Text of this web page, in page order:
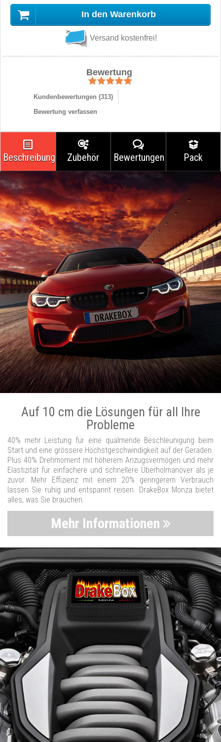
In den Warenkorb
Versand kostenfrei!
Bewertung
Kundenbewertungen (313)
Bewertung verfassen
Beschreibung Zubehör Bewertungen Pack
Auf 10 cm die Lösungen für all Ihre
Probleme
40% mehr Leistung für eine qualmende Beschleunigung beim
Start und eine grössere Höchstgeschwindigkeit auf der Geraden.
Plus 40% Drehmoment mit höherem Anzugsvermögen und mehr
Elastizität für einfachere und schnellere Überholmanöver als je
zuvor. Mehr Effizienz mit einem 20% geringerem Verbrauch
lassen Sie ruhig und entspannt reisen. DrakeBox Monza bietet
alles, was Sie brauchen.
Mehr Informationen